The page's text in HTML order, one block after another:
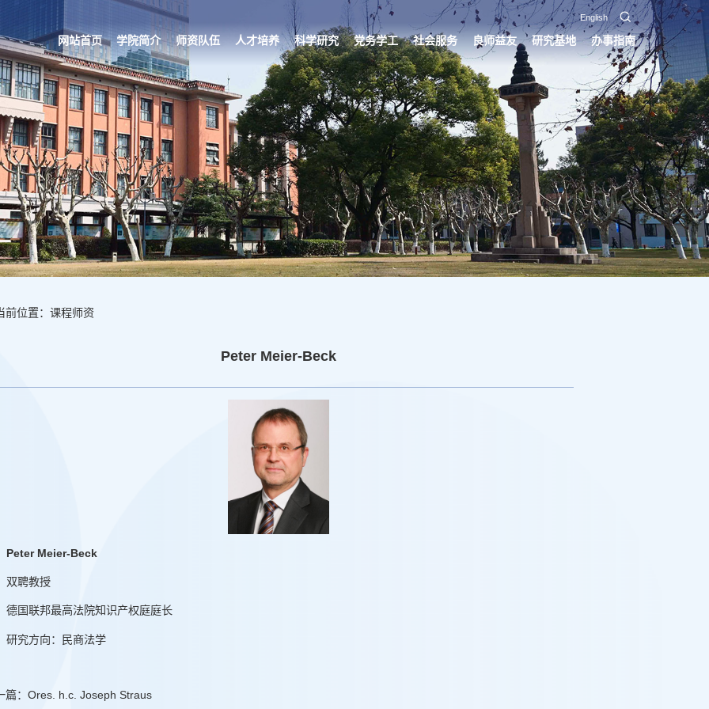
English
网站首页 学院简介 师资队伍 人才培养 科学研究 党务学工 社会服务 良师益友 研究基地 办事指南
前位置：课程师资
Peter Meier-Beck
Peter Meier-Beck
双聘教授
德国联邦最高法院知识产权庭庭长
研究方向：民商法学
篇：Ores. h.c. Joseph Straus